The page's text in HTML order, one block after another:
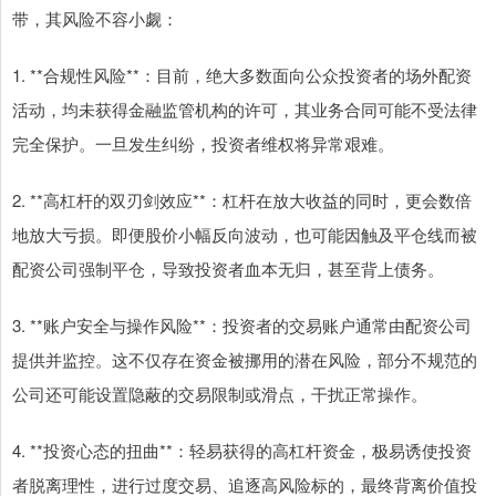
带，其风险不容小觑：
1. **合规性风险**：目前，绝大多数面向公众投资者的场外配资
活动，均未获得金融监管机构的许可，其业务合同可能不受法律
完全保护。一旦发生纠纷，投资者维权将异常艰难。
2. **高杠杆的双刃剑效应**：杠杆在放大收益的同时，更会数倍
地放大亏损。即便股价小幅反向波动，也可能因触及平仓线而被
配资公司强制平仓，导致投资者血本无归，甚至背上债务。
3. **账户安全与操作风险**：投资者的交易账户通常由配资公司
提供并监控。这不仅存在资金被挪用的潜在风险，部分不规范的
公司还可能设置隐蔽的交易限制或滑点，干扰正常操作。
4. **投资心态的扭曲**：轻易获得的高杠杆资金，极易诱使投资
者脱离理性，进行过度交易、追逐高风险标的，最终背离价值投